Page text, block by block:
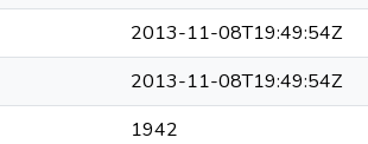
2013-11-08T19:49:54Z
2013-11-08T19:49:54Z
1942